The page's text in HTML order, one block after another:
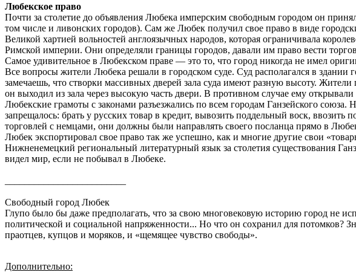
Любекское право
Почти за столетие до объявления Любека имперским свободным городом он
том числе и ливонских городов). Сам же Любек получил свое право в виде
Великой хартией вольностей англоязычных народов, которая ограничивала
Римской империи. Они определяли границы городов, давали им право вести
Самое удивительное в Любекском праве — это то, что город никогда не имел
Все вопросы жители Любека решали в городском суде. Суд располагался в
замечаешь, что створки массивных дверей зала суда имеют разную высоту.
он выходил из зала через высокую часть двери. В противном случае ему
Любекские грамоты с законами разъезжались по всем городам Ганзейского
запрещалось: брать у русских товар в кредит, вывозить поддельный воск,
торговлей с немцами, они должны были направлять своего посланца прямо в
Любек экспортировал свое право так же успешно, как и многие другие свои
Нижненемецкий региональный литературный язык за столетия существования
видел мир, если не побывал в Любеке.
Свободный город Любек
Глупо было бы даже предполагать, что за свою многовековую историю город не
политической и социальной напряженности... Но что он сохранил для потомков?
праотцев, купцов и моряков, и «щемящее чувство свободы».
Дополнительно: